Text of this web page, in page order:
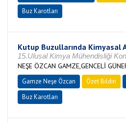
Buz Karotları
Kutup Buzullarında Kimyasal
15.Ulusal Kimya Mühendisliği
NEŞE ÖZCAN GAMZE,GENCELİ
Gamze Neşe Özcan Özet Bildiri
Buz Karotları